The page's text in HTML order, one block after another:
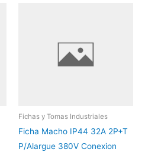
Fichas y Tomas Industriales
Ficha Macho IP44 32A 2P+T
P/Alargue 380V Conexion